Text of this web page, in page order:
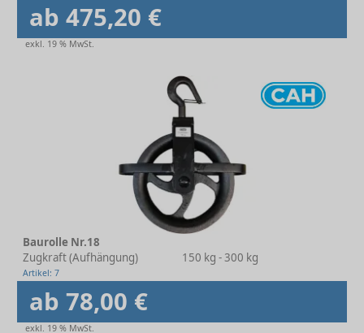
ab 475,20 €
exkl. 19 % MwSt.
Baurolle Nr.18
Zugkraft (Aufhängung)
150 kg - 300 kg
Artikel: 7
ab 78,00 €
exkl. 19 % MwSt.